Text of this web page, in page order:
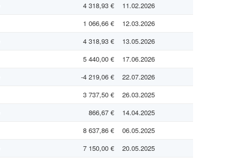
4 318,93 €
11.02.2026
1 066,66 €
12.03.2026
4 318,93 €
13.05.2026
5 440,00 €
17.06.2026
-4 219,06 €
22.07.2026
3 737,50 €
26.03.2025
866,67 €
14.04.2025
8 637,86 €
06.05.2025
7 150,00 € 20.05.2025